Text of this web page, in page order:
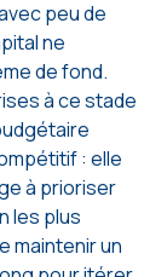
peu de
ne
de fond.
à ce stade
: elle
à prioriser
les plus
maintenir un